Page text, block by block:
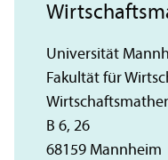
Universität
Fakultät für
B 6, 26
68159 Mannheim